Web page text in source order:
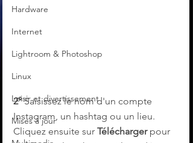
Hardware
Internet
Lightroom & Photoshop
Linux
Loisir et divertissement
Mises à jour
2° Saisissez le nom d'un compte
Instagram, un hashtag ou un lieu.
Cliquez ensuite sur Télécharger pour